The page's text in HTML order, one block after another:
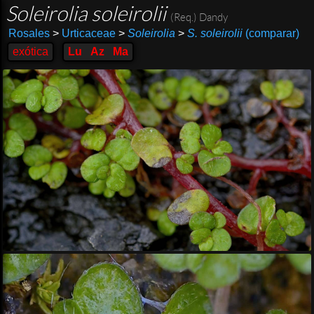
Soleirolia soleirolii (Req.) Dandy
Rosales >Urticaceae > Soleirolia > S. soleirolii(comparar)
exótica
Lu Az Ma